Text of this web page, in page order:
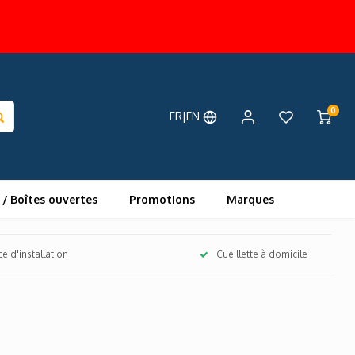
FR|EN 0
Boîtes ouvertes Promotions Marques
d'installation Cueillette à domicile